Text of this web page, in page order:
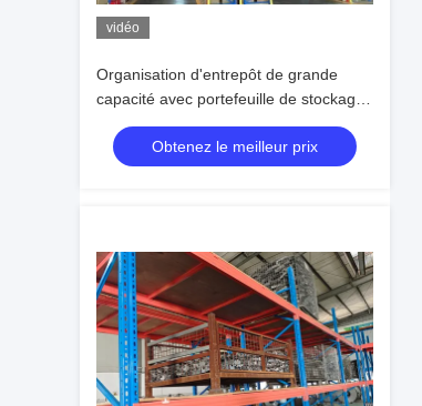
vidéo
Organisation d'entrepôt de grande
capacité avec portefeuille de stockage
de grande capacité
Obtenez le meilleur prix